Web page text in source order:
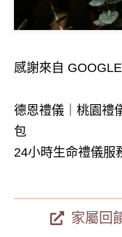
感謝來自
德恩禮儀｜桃園禮
包
24小時生命禮儀服
家屬回